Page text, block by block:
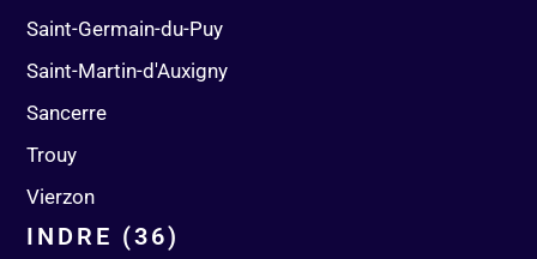
Saint-Germain-du-Puy
Saint-Martin-d'Auxigny
Sancerre
Trouy
Vierzon
INDRE (36)